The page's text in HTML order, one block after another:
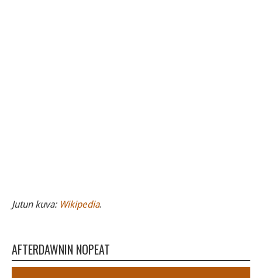
Jutun kuva: Wikipedia.
AFTERDAWNIN NOPEAT